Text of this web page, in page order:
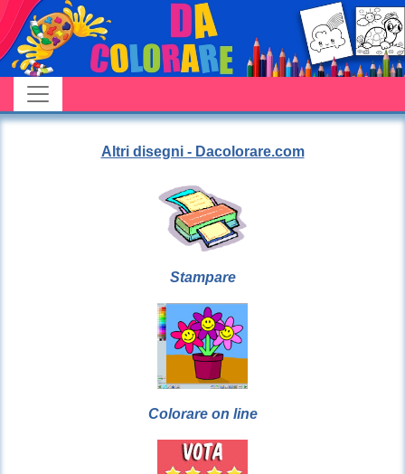
Altri disegni - Dacolorare.com
Stampare
Colorare on line